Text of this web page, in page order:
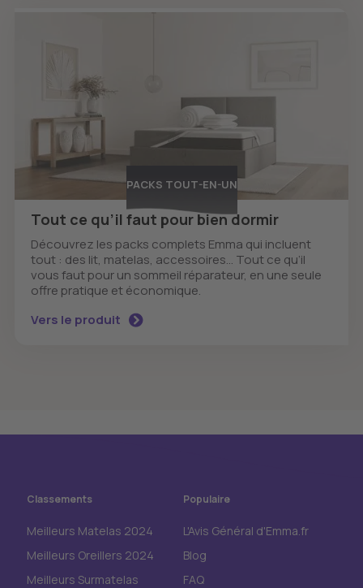
PACKS TOUT-EN-UN
Tout ce qu’il faut pour bien dormir
Découvrez les packs complets Emma qui incluent
tout : des lit, matelas, accessoires... Tout ce qu’il
vous faut pour un sommeil réparateur, en une seule
offre pratique et économique.
Vers le produit
Classements
Meilleurs Matelas 2024
Meilleurs Oreillers 2024
Meilleurs Surmatelas
Populaire
L'Avis Général d'Emma.fr
Blog
FAQ